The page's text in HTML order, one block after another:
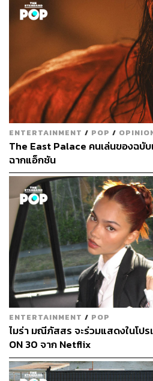
คริสตอฟเฟอ
บรรณาธิการแ
ประจำสำนักข่
ENTERTAINMENT / POP /
The East Palace คนเล่นของฉบับ
ฉากแอ็กชัน
ENTERTAINMENT / POP
ไมร่า มณีภัสสร จะร่วมแสดงในโปร
ON 30 จาก Netflix